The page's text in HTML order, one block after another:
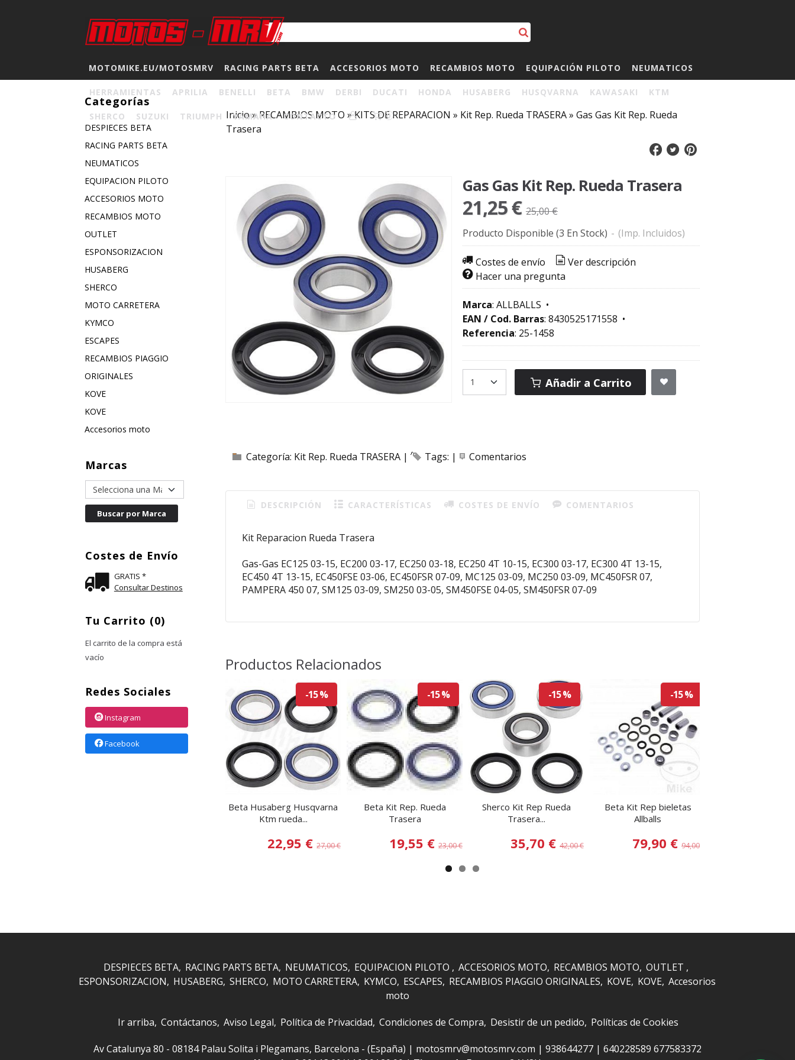
MOTOMIKE.EU/MOTOSMRV RACING PARTS BETA ACCESORIOS MOTO RECAMBIOS MOTO EQUIPACIÓN PILOTO NEUMATICOS
HERRAMIENTAS APRILIA BENELLI BETA BMW DERBI DUCATI HONDA HUSABERG HUSQVARNA KAWASAKI KTM
SHERCO SUZUKI TRIUMPH YAMAHA CONTACTO 0
Categorías
DESPIECES BETA
RACING PARTS BETA
NEUMATICOS
EQUIPACION PILOTO
ACCESORIOS MOTO
RECAMBIOS MOTO
OUTLET
ESPONSORIZACION
HUSABERG
SHERCO
MOTO CARRETERA
KYMCO
ESCAPES
RECAMBIOS PIAGGIO
ORIGINALES
KOVE
KOVE
Accesorios moto
Marcas
Costes de Envío
GRATIS *
Consultar Destinos
Tu Carrito (0)
El carrito de la compra está
vacío
Redes Sociales
Instagram
Facebook
Inicio»RECAMBIOS MOTO »KITS DE REPARACION » Kit Rep. Rueda TRASERA» Gas Gas Kit Rep. Rueda
Trasera
Gas Gas Kit Rep. Rueda Trasera
21,25 € 25,00 €
Producto Disponible (3 En Stock) - (Imp. Incluidos)
Costes de envío
Ver descripción
Hacer una pregunta
Marca: ALLBALLS •
EAN / Cod. Barras: 8430525171558 •
Referencia: 25-1458
Añadir a Carrito
Categoría: Kit Rep. Rueda TRASERA| Tags: | Comentarios
DESCRIPCIÓN CARACTERÍSTICAS COSTES DE ENVÍO COMENTARIOS
Kit Reparacion Rueda Trasera
Gas-Gas EC125 03-15, EC200 03-17, EC250 03-18, EC250 4T 10-15, EC300 03-17, EC300 4T 13-15,
EC450 4T 13-15, EC450FSE 03-06, EC450FSR 07-09, MC125 03-09, MC250 03-09, MC450FSR 07,
PAMPERA 450 07, SM125 03-09, SM250 03-05, SM450FSE 04-05, SM450FSR 07-09
Productos Relacionados
-15 %
Beta Husaberg Husqvarna
Ktm rueda...
22,95 €27,00 €
-15 %
Beta Kit Rep. Rueda
Trasera
19,55 € 23,00 €
-15 %
Sherco Kit Rep Rueda
Trasera...
35,70 €42,00 €
-15 %
Beta Kit Rep bieletas
Allballs
79,90 € 94,00 €
DESPIECES BETA RACING PARTS BETA NEUMATICOS EQUIPACION PILOTO ACCESORIOS MOTO RECAMBIOS MOTO OUTLET
ESPONSORIZACION
HUSABERG SHERCO MOTO CARRETERA KYMCO ESCAPES RECAMBIOS PIAGGIO ORIGINALES KOVE KOVE Accesorios
moto
Ir arriba Contáctanos Aviso Legal Política de Privacidad Condiciones de Compra Desistir de un pedido Políticas de Cookies
Av Catalunya 80 - 08184 Palau Solita i Plegamans, Barcelona - (España) | motosmrv@motosmrv.com | 938644277| 640228589 677583372